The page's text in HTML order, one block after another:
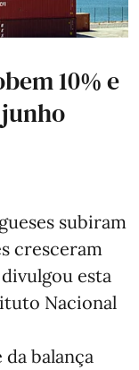
10% e
subiram
cresceram
esta
Nacional
balança